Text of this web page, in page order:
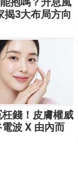
揭3大布局方向
錢！皮膚權威
波 X 由內而